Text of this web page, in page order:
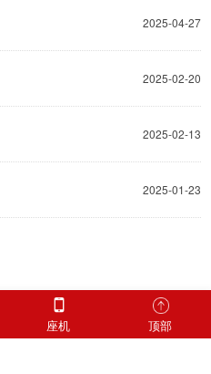
2025-04-27
2025-02-20
2025-02-13
2025-01-23
座机 顶部